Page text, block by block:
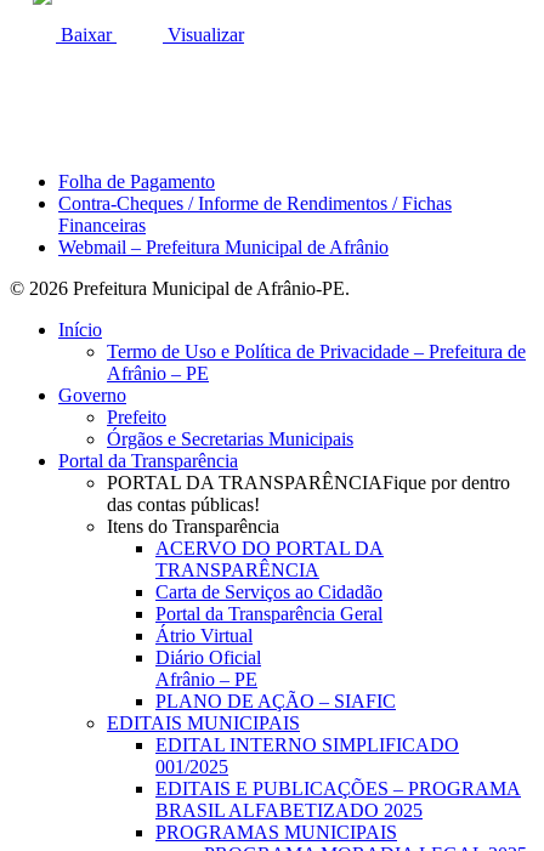
Baixar Visualizar
Folha de Pagamento
Contra-Cheques / Informe de Rendimentos / Fichas
Financeiras
Webmail – Prefeitura Municipal de Afrânio
© 2026 Prefeitura Municipal de Afrânio-PE.
Close
Início
Termo de Uso e Política de Privacidade – Prefeitura de
Afrânio – PE
Governo
Prefeito
Órgãos e Secretarias Municipais
Portal da Transparência
PORTAL DA TRANSPARÊNCIAFique por dentro
das contas públicas!
Itens do Transparência
ACERVO DO PORTAL DA
TRANSPARÊNCIA
Carta de Serviços ao Cidadão
Portal da Transparência Geral
Átrio Virtual
Diário Oficial
Afrânio – PE
PLANO DE AÇÃO – SIAFIC
EDITAIS MUNICIPAIS
EDITAL INTERNO SIMPLIFICADO
001/2025
EDITAIS E PUBLICAÇÕES – PROGRAMA
BRASIL ALFABETIZADO 2025
PROGRAMAS MUNICIPAIS